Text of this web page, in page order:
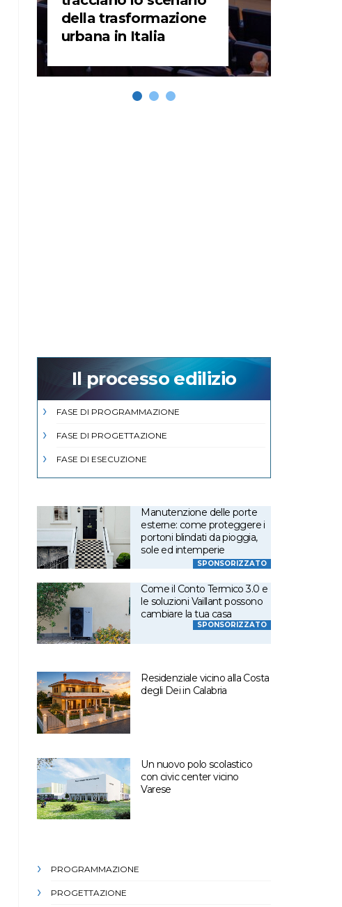
della trasformazione
urbana in Italia
Il processo edilizio
FASE DI PROGRAMMAZIONE
FASE DI PROGETTAZIONE
FASE DI ESECUZIONE
Manutenzione delle porte
esterne: come proteggere i
portoni blindati da pioggia,
sole ed intemperie
SPONSORIZZATO
Come il Conto Termico 3.0 e
le soluzioni Vaillant possono
cambiare la tua casa
SPONSORIZZATO
Residenziale vicino alla Costa
degli Dei in Calabria
Un nuovo polo scolastico
con civic center vicino
Varese
PROGRAMMAZIONE
PROGETTAZIONE